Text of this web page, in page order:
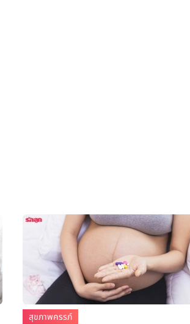
สุขภาพครรภ์